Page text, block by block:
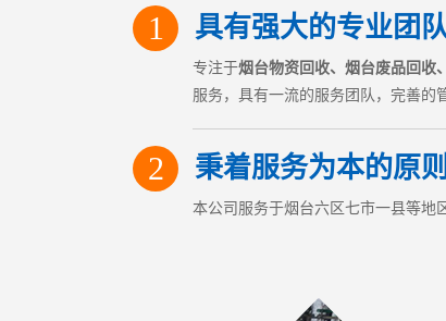
1 具有强大的专业团
专注于烟台物资回收、烟台废品回收、
服务，具有一流的服务团队，完善的
2 秉着服务为本的原
本公司服务于烟台六区七市一县等地